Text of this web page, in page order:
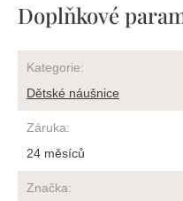
Doplňkové
Kategorie:
Dětské náušnice
Záruka:
24 měsíců
Značka: